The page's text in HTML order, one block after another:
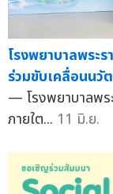
โรงพยาบาลพระ
ร่วมขับเคลื่อนนวั
— โรงพยาบาลพร
ภายใต... 11 มิ.ย.